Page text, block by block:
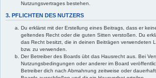
Nutzungsvertrages bestehen.
3. PFLICHTEN DES NUTZERS
Du erklärst mit der Erstellung eines Beitrags, dass er
geltendes Recht oder die guten Sitten verstoßen. Du
das Recht besitzt, die in deinen Beiträgen verwendeten
bzw. zu verwenden.
Der Betreiber des Boards übt das Hausrecht aus. Bei
Nutzungsbedingungen oder anderer im Board
Betreiber dich nach Abmahnung zeitweise oder